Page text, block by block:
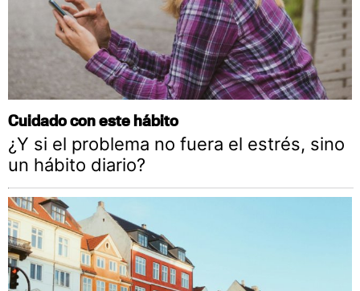
Cuidado con este hábito
¿Y si el problema no fuera el estrés, sino
un hábito diario?